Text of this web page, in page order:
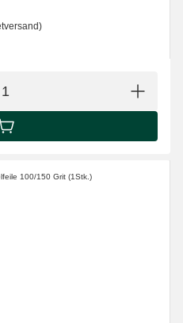
IN DEN WARENKORB